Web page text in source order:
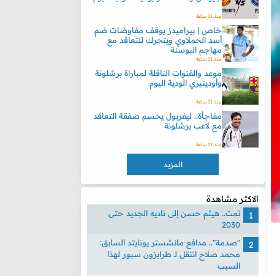
منذ 11 ساعة
خاص | بيراميدز يوقف مفاوضات ضم
أسد الحملاوي ويتحرك للتعاقد مع
مهاجم البوسنة
منذ 11 ساعة
موعد والقنوات الناقلة لمباراة برشلونة
وأودينيزي الودية اليوم
منذ 11 ساعة
مفاجأة.. ليفربول يحسم صفقة التعاقد
مع لاعب برشلونة
منذ 11 ساعة
المزيد
الاكثر مشاهدة
تمت.. هيثم حسن إلى ناديه الجديد حتى
2030
"صدمة".. مدافع مانشستر يونايتد السابق:
محمد صلاح انتقل لـ طرابزون سبور لهذا
السبب